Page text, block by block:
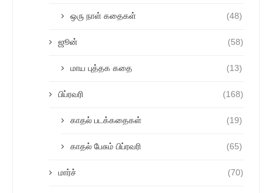
ஒரு நாள் கதைகள் (48)
ஜூன் (58)
மாய புத்தக கதை (13)
பிப்ரவரி (168)
காதல் படக்கதைகள் (19)
காதல் பேசும் பிப்ரவரி (65)
மார்ச் (70)